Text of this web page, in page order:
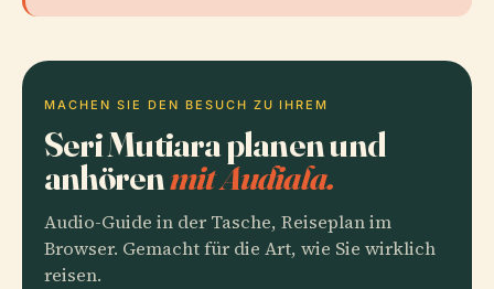
MACHEN SIE DEN BESUCH ZU IHREM
Seri Mutiara planen und
anhörenmit Audiala.
Audio-Guide in der Tasche, Reiseplan im
Browser. Gemacht für die Art, wie Sie wirklich
reisen.